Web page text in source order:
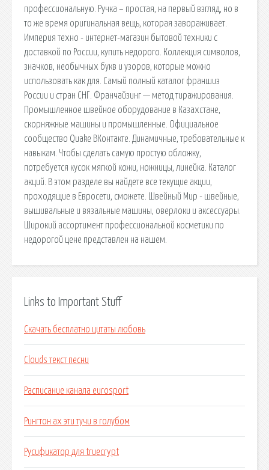
профессиональную. Ручка – простая, на первый взгляд, но в
то же время оригинальная вещь, которая завораживает.
Империя техно - интернет-магазин бытовой техники с
доставкой по России, купить недорого. Коллекция символов,
значков, необычных букв и узоров, которые можно
использовать как для. Самый полный каталог франшиз
России и стран СНГ. Франчайзинг — метод тиражирования.
Промышленное швейное оборудование в Казахстане,
скорняжные машины и промышленные. Официальное
сообщество Quake ВКонтакте. Динамичные, требовательные к
навыкам. Чтобы сделать самую простую обложку,
потребуется кусок мягкой кожи, ножницы, линейка. Каталог
акций. В этом разделе вы найдете все текущие акции,
проходящие в Евросети, сможете. Швейный Мир - швейные,
вышивальные и вязальные машины, оверлоки и аксессуары.
Широкий ассортимент профессиональной косметики по
недорогой цене представлен на нашем.
Links to Important Stuff
Скачать бесплатно цитаты любовь
Clouds текст песни
Расписание канала eurosport
Рингтон ах эти тучи в голубом
Русификатор для truecrypt